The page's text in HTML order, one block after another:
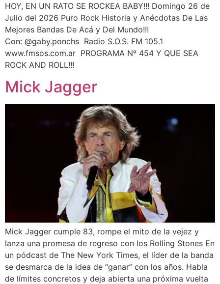
HOY, EN UN RATO SE ROCKEA BABY!!! Domingo 26 de
Julio del 2026 Puro Rock Historia y Anécdotas De Las
Mejores Bandas De Acá y Del Mundo!!!
Con: @gaby.ponchs Radio S.O.S. FM 105.1
www.fmsos.com.ar PROGRAMA Nº 454 Y QUE SEA
ROCK AND ROLL!!!
Mick Jagger
Mick Jagger cumple 83, rompe el mito de la vejez y
lanza una promesa de regreso con los Rolling Stones En
un pódcast de The New York Times, el líder de la banda
se desmarca de la idea de “ganar” con los años. Habla
de límites concretos y deja abierta una próxima vuelta